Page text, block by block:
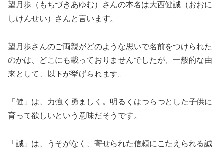
望月歩（もちづきあゆむ）さんの本名は大西健誠（おおに
しけんせい）さんと言います。
望月歩さんのご両親がどのような思いで名前をつけられた
のかは、どこにも載っておりませんでしたが、一般的な由
来として、以下が挙げられます。
「健」は、力強く勇ましく。明るくはつらつとした子供に
育って欲しいという意味だそうです。
「誠」は、うそがなく、寄せられた信頼にこたえられる誠